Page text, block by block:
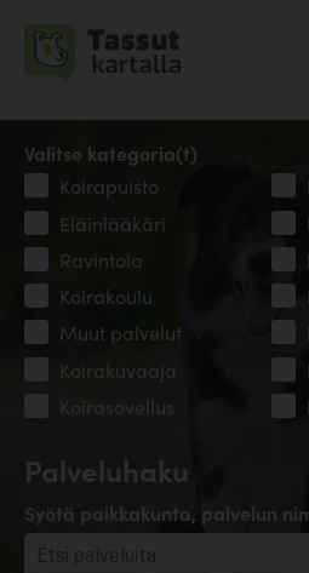
Palveluhaku
Syötä paikkakunta, palvelun
Valitse kategoria(t)
Koirapuisto
Eläinlääkäri
Ravintola
Koirakoulu
Muut palvelut
Koirakuvaaja
Koirasovellus